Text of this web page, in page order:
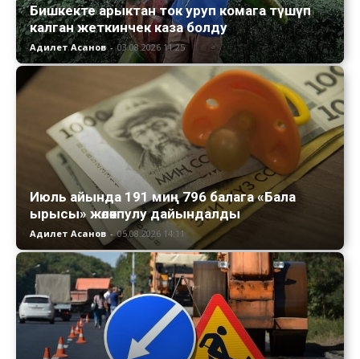
Бишкекте арыктан ток уруп комага түшүп
калган жеткинчек каза болду
Адилет Асанов - 03.08.2026 11:25
Июль айында 191 миң 796 балага «Бала
ырысы» жөлөкпулу дайындалды
Адилет Асанов - 05.08.2026 14:11